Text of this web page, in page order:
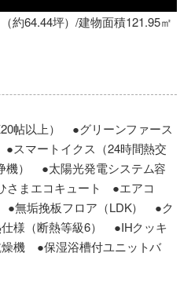
約64.44坪）/建物面積121.95㎡
帖以上） ●グリーンファース
スマートイクス（24時間熱交
機） ●太陽光発電システム容
まエコキュート ●エアコ
無垢挽板フロア（LDK） ●ク
様（断熱等級6） ●IHクッキ
機 ●保湿浴槽付ユニットバ